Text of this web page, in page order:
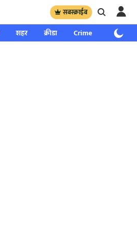
सबस्क्राईब
शहर क्रीडा Crime साप्ताहिक